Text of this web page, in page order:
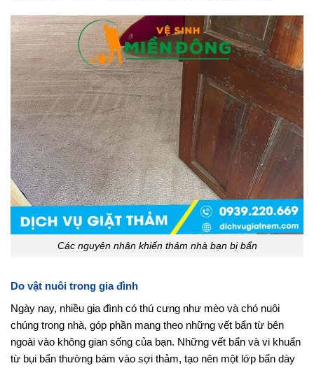
Các nguyên nhân khiến thảm nhà bạn bị bẩn
Do vật nuôi trong gia đình
Ngày nay, nhiều gia đình có thú cưng như mèo và chó nuôi
chúng trong nhà, góp phần mang theo những vết bẩn từ bên
ngoài vào không gian sống của bạn. Những vết bẩn và vi khuẩn
từ bụi bẩn thường bám vào sợi thảm, tạo nên một lớp bẩn dày